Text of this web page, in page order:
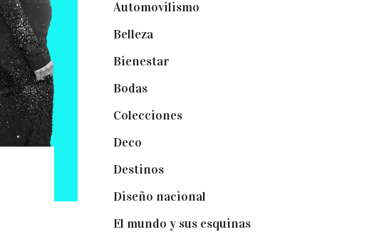
Automovilismo
Belleza(32)
Bienestar
Bodas(73)
Colecciones(22)
Deco
Destinos(6)
Diseño nacional
El mundo y sus esquinas(25)